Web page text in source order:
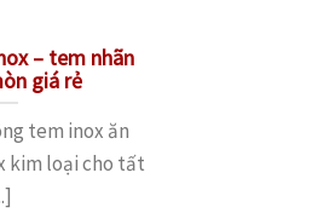
– tem nhãn
giá rẻ
tem inox ăn
kim loại cho tất